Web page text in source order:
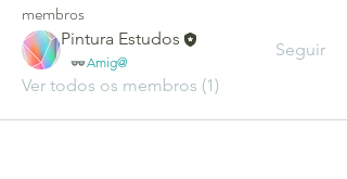
membros
Pintura Estudos
Amig@
Seguir
Ver todos os membros (1)